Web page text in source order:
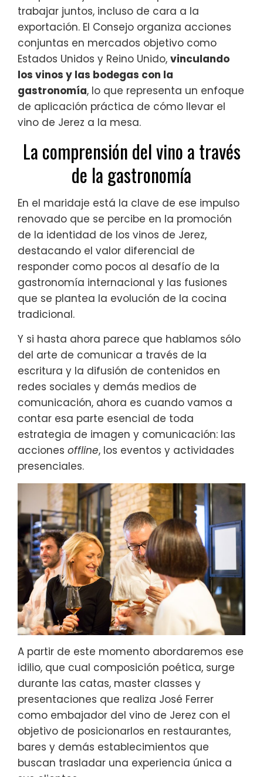
trabajar juntos, incluso de cara a la
exportación. El Consejo organiza acciones
conjuntas en mercados objetivo como
Estados Unidos y Reino Unido, vinculando
los vinos y las bodegas con la
gastronomía, lo que representa un enfoque
de aplicación práctica de cómo llevar el
vino de Jerez a la mesa.
La comprensión del vino a través
de la gastronomía
En el maridaje está la clave de ese impulso
renovado que se percibe en la promoción
de la identidad de los vinos de Jerez,
destacando el valor diferencial de
responder como pocos al desafío de la
gastronomía internacional y las fusiones
que se plantea la evolución de la cocina
tradicional.
Y si hasta ahora parece que hablamos sólo
del arte de comunicar a través de la
escritura y la difusión de contenidos en
redes sociales y demás medios de
comunicación, ahora es cuando vamos a
contar esa parte esencial de toda
estrategia de imagen y comunicación: las
acciones offline, los eventos y actividades
presenciales.
A partir de este momento abordaremos ese
idilio, que cual composición poética, surge
durante las catas, master classes y
presentaciones que realiza José Ferrer
como embajador del vino de Jerez con el
objetivo de posicionarlos en restaurantes,
bares y demás establecimientos que
buscan trasladar una experiencia única a